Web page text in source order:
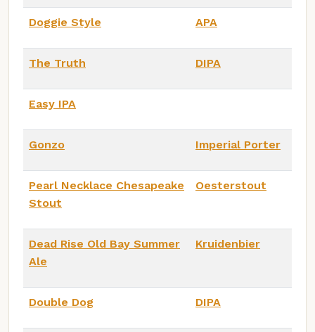
Doggie Style APA
The Truth DIPA
Easy IPA
Gonzo Imperial Porter
Pearl Necklace Chesapeake
Stout
Oesterstout
Dead Rise Old Bay Summer
Ale
Kruidenbier
Double Dog DIPA